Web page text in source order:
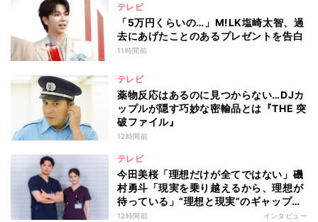
テレビ
「5万円くらいの…」M!LK塩崎太智、過
去にあげたことのあるプレゼントを告白
11時間前
テレビ
薬物反応はあるのに見つからない…DJカ
ップルが隠す巧妙な密輸品とは『THE 突
破ファイル』
12時間前
テレビ
今田美桜「理想だけが全てではない」磯
村勇斗「現実を乗り越えるから、理想が
待っている」“理想と現実”のギャップに
悩む人へ 第一線で活躍する俳優2人の
12時間前 インタビュー